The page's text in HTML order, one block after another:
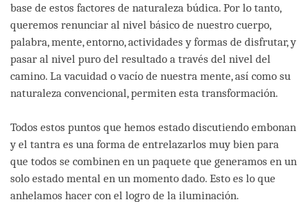
base de estos factores de naturaleza búdica. Por lo tanto,
queremos renunciar al nivel básico de nuestro cuerpo,
palabra, mente, entorno, actividades y formas de disfrutar, y
pasar al nivel puro del resultado a través del nivel del
camino. La vacuidad o vacío de nuestra mente, así como su
naturaleza convencional, permiten esta transformación.
Todos estos puntos que hemos estado discutiendo embonan
y el tantra es una forma de entrelazarlos muy bien para
que todos se combinen en un paquete que generamos en un
solo estado mental en un momento dado. Esto es lo que
anhelamos hacer con el logro de la iluminación.